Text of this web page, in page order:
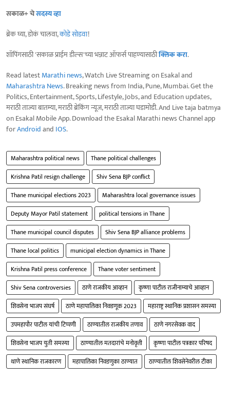
सकाळ+ चेसदस्य व्हा
ब्रेक घ्या, डोकं चालवा,कोडे सोडवा!
शॉपिंगसाठी 'सकाळ प्राईम डील्स'च्या भन्नाट ऑफर्स पाहण्यासाठीक्लिक करा.
Read latestMarathi news, Watch Live Streaming on Esakal and
Maharashtra News. Breaking news from India, Pune, Mumbai. Get the
Politics, Entertainment, Sports, Lifestyle, Jobs, and Education updates,
मराठी ताज्या बातम्या, मराठी ब्रेकिंग न्यूज, मराठी ताज्या घडामोडी. And Live taja batmya
on Esakal Mobile App. Download the Esakal Marathi news Channel app
forAndroidand IOS.
Maharashtra political news
Thane political challenges
Krishna Patil resign challenge
Shiv Sena BJP conflict
Thane municipal elections 2023
Maharashtra local governance issues
Deputy Mayor Patil statement
political tensions in Thane
Thane municipal council disputes
Shiv Sena BJP alliance problems
Thane local politics
municipal election dynamics in Thane
Krishna Patil press conference
Thane voter sentiment
Shiv Sena controversies
ठाणे राजकीय आव्हान
कृष्णा पाटील राजीनाम्याचे आव्हान
शिवसेना भाजप संघर्ष
ठाणे महापालिका निवडणूक 2023
महाराष्ट्र स्थानिक प्रशासन समस्या
उपमहापौर पाटील यांची टिप्पणी
ठाण्यातील राजकीय तणाव
ठाणे नगरसेवक वाद
शिवसेना भाजप युती समस्या
ठाण्यातील मतदारांचे मनोवृत्ती
कृष्णा पाटील पत्रकार परिषद
थाणे स्थानिक राजकारण
महापालिका निवडणुका ठाण्यात ठाण्यातील शिवसेनेवरील टीका